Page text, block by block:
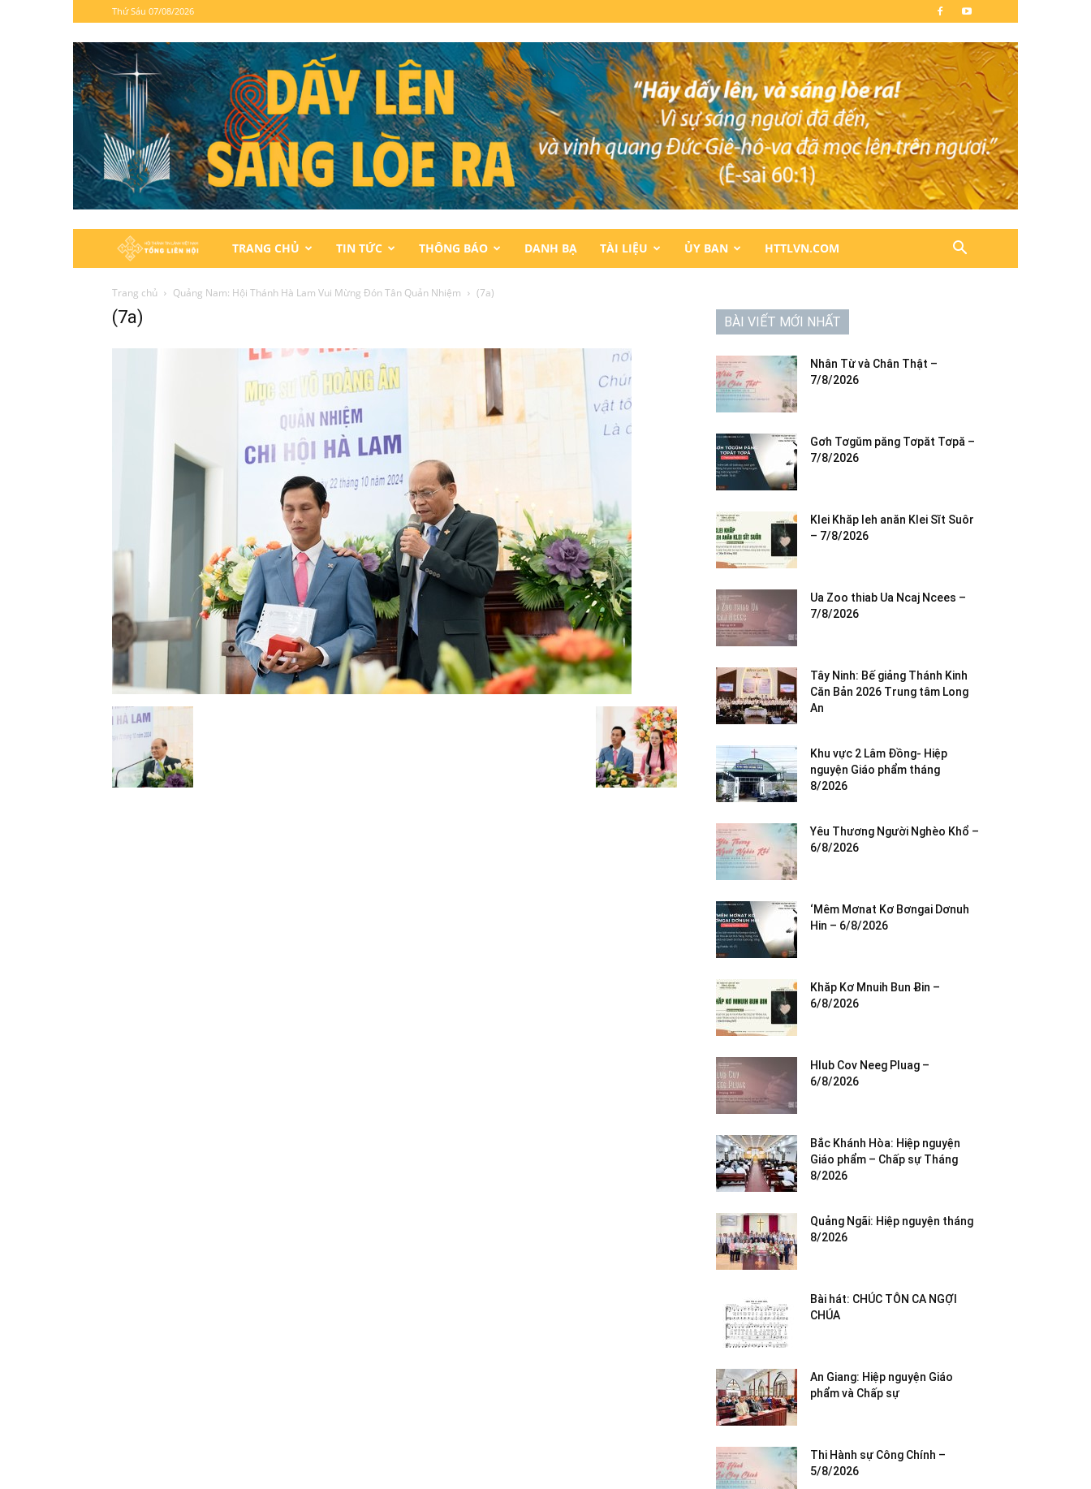
Thứ Sáu 07/08/2026
Hội
Thánh
TRANG CHỦ TIN TỨC THÔNG BÁO DANH BẠ TÀI LIỆU ỦY BAN HTTLVN.COM
Trang chủ Quảng Nam: Hội Thánh Hà Lam Vui Mừng Đón Tân Quản Nhiệm (7a)
(7a) BÀI VIẾT MỚI NHẤT
Nhân Từ và Chân Thật –
7/8/2026
Gơh Tơgŭm păng Tơpăt Tơpă –
7/8/2026
Klei Khăp leh anăn Klei Sĭt Suôr
– 7/8/2026
Ua Zoo thiab Ua Ncaj Ncees –
7/8/2026
Tây Ninh: Bế giảng Thánh Kinh
Căn Bản 2026 Trung tâm Long
An
Khu vực 2 Lâm Đồng- Hiệp
nguyện Giáo phẩm tháng
8/2026
Yêu Thương Người Nghèo Khổ –
6/8/2026
‘Mêm Mơnat Kơ Bơngai Dơnuh
Hin – 6/8/2026
Khăp Kơ Mnuih Bun Ƀin –
6/8/2026
Hlub Cov Neeg Pluag –
6/8/2026
Bắc Khánh Hòa: Hiệp nguyện
Giáo phẩm – Chấp sự Tháng
8/2026
Quảng Ngãi: Hiệp nguyện tháng
8/2026
Bài hát: CHÚC TÔN CA NGỢI
CHÚA
An Giang: Hiệp nguyện Giáo
phẩm và Chấp sự
Thi Hành sự Công Chính –
5/8/2026